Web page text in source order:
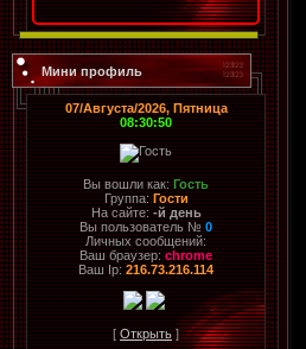
Мини профиль
07/Августа/2026, Пятница
08:30:50
Вы вошли как: Гость
Группа: Гости
На сайте: -й день
Вы пользователь № 0
Личных сообщений:
Ваш браузер: chrome
Ваш Ip: 216.73.216.114
[ Открыть]